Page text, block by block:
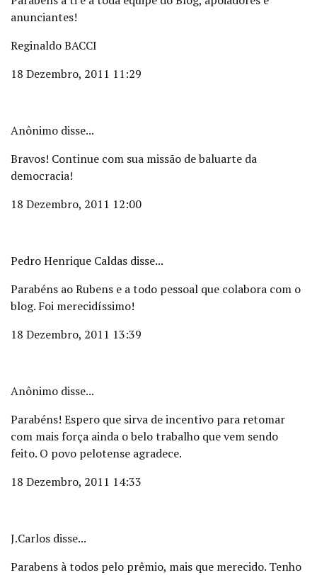
anunciantes!
Reginaldo BACCI
18 Dezembro, 2011 11:29
Anônimo disse...
Bravos! Continue com sua missão de baluarte da
democracia!
18 Dezembro, 2011 12:00
Pedro Henrique Caldas disse...
Parabéns ao Rubens e a todo pessoal que colabora com o
blog. Foi merecidíssimo!
18 Dezembro, 2011 13:39
Anônimo disse...
Parabéns! Espero que sirva de incentivo para retomar
com mais força ainda o belo trabalho que vem sendo
feito. O povo pelotense agradece.
18 Dezembro, 2011 14:33
J.Carlos disse...
Parabens à todos pelo prêmio, mais que merecido. Tenho